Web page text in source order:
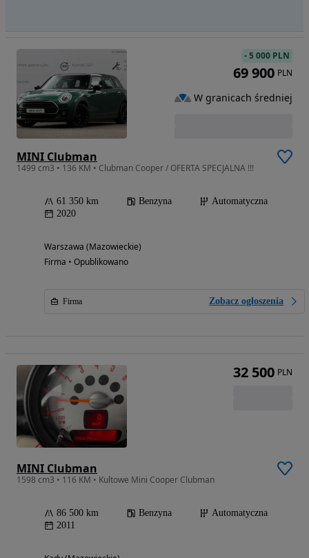
MINI Clubman
1499 cm3 • 136 KM • Clubman Cooper / OFERTA SPECJALNA !!!
61 350 km Benzyna
Automatyczna
2020
Warszawa (Mazowieckie)
Firma • Opublikowano
Firma Zobacz ogłoszenia
-5 000 PLN
69 900 PLN
W granicach średniej
MINI Clubman
1598 cm3 • 116 KM • Kultowe Mini Cooper Clubman
86 500 km Benzyna
Automatyczna
2011
32 500 PLN